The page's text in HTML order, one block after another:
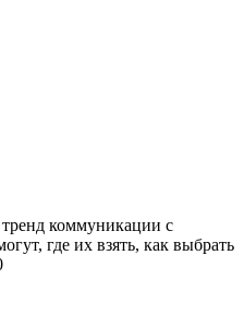
коммуникации с
где их взять, как выбрать